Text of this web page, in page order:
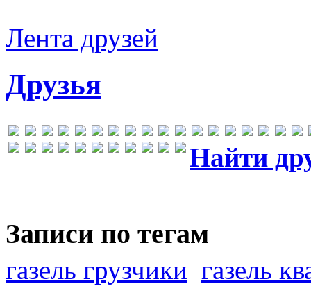
Лента друзей
Друзья
Найти
Записи по тегам
газель грузчики газель